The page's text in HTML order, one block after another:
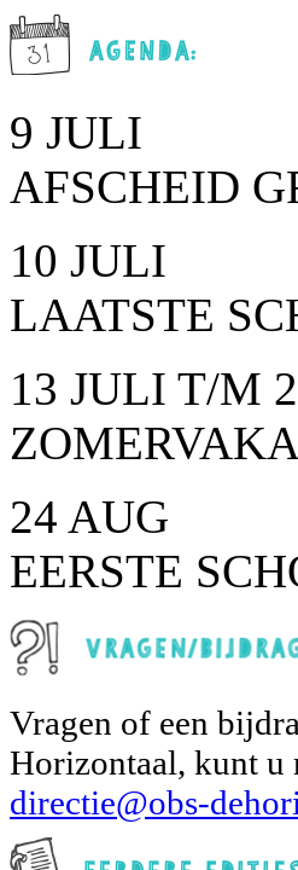
9 JULI
AFSCHEID
10 JULI
LAATSTE
13 JULI T/M
24 AUG
EERSTE
Vragen of een
Horizontaal, kunt u
directie@obs-